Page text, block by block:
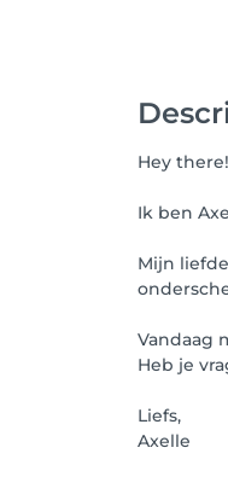
Hey there!
Ik ben
Mijn
Vandaag
Heb je
Liefs,
Axelle